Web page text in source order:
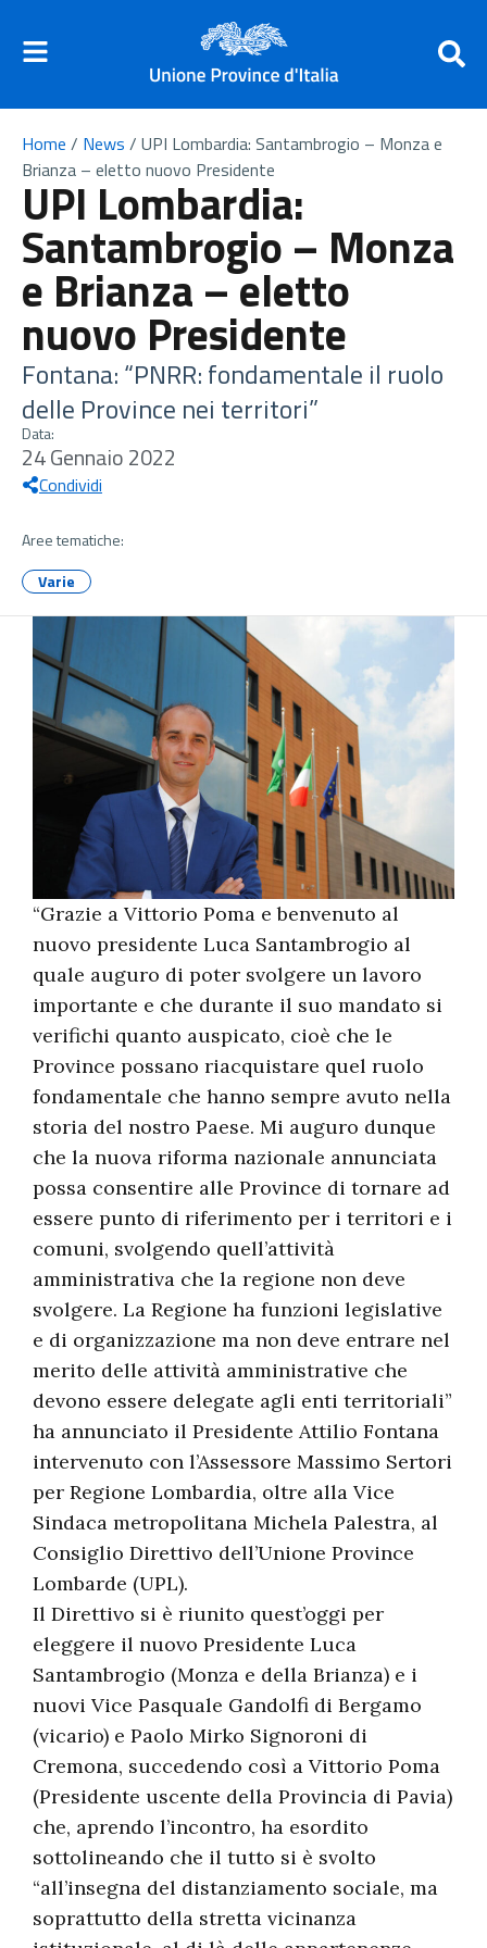
Home / News / UPI Lombardia: Santambrogio – Monza e
Brianza – eletto nuovo Presidente
UPI Lombardia:
Santambrogio – Monza
e Brianza – eletto
nuovo Presidente
Fontana: “PNRR: fondamentale il ruolo
delle Province nei territori”
Data:
24 Gennaio 2022
Condividi
Aree tematiche:
Varie
“Grazie a Vittorio Poma e benvenuto al
nuovo presidente Luca Santambrogio al
quale auguro di poter svolgere un lavoro
importante e che durante il suo mandato si
verifichi quanto auspicato, cioè che le
Province possano riacquistare quel ruolo
fondamentale che hanno sempre avuto nella
storia del nostro Paese. Mi auguro dunque
che la nuova riforma nazionale annunciata
possa consentire alle Province di tornare ad
essere punto di riferimento per i territori e i
comuni, svolgendo quell’attività
amministrativa che la regione non deve
svolgere. La Regione ha funzioni legislative
e di organizzazione ma non deve entrare nel
merito delle attività amministrative che
devono essere delegate agli enti territoriali”
ha annunciato il Presidente Attilio Fontana
intervenuto con l’Assessore Massimo Sertori
per Regione Lombardia, oltre alla Vice
Sindaca metropolitana Michela Palestra, al
Consiglio Direttivo dell’Unione Province
Lombarde (UPL).
Il Direttivo si è riunito quest’oggi per
eleggere il nuovo Presidente Luca
Santambrogio (Monza e della Brianza) e i
nuovi Vice Pasquale Gandolfi di Bergamo
(vicario) e Paolo Mirko Signoroni di
Cremona, succedendo così a Vittorio Poma
(Presidente uscente della Provincia di Pavia)
che, aprendo l’incontro, ha esordito
sottolineando che il tutto si è svolto
“all’insegna del distanziamento sociale, ma
soprattutto della stretta vicinanza